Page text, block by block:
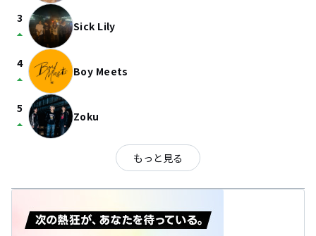
3
arrow_drop_up Sick Lily
4
arrow_drop_up Boy Meets
5
arrow_drop_up Zoku
もっと見る